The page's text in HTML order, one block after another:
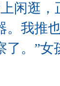
闲逛
。我推
了。”女